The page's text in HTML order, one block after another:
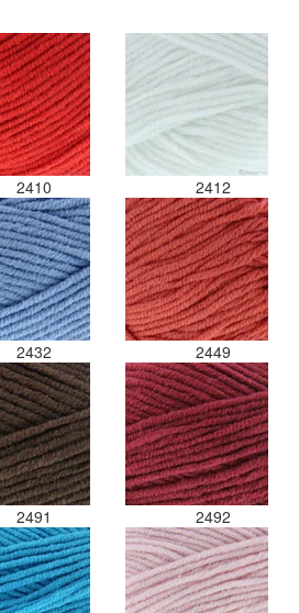
2410 2412
2432 2449
2491 2492